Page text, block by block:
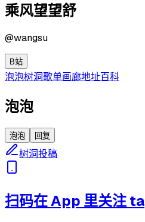
乘风望望舒
@wangsu
B站
泡泡树洞歌单画廊地址百科
泡泡
泡泡 回复
树洞投稿
扫码在 App 里关注 ta